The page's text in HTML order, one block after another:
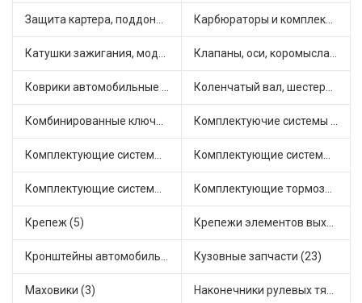
Защита картера, поддона, КПП (1) Карбюраторы и комплектующие (7)
Катушки зажигания, модули зажигания (14) Клапаны, оси, коромысла (6)
Коврики автомобильные (4) Коленчатый вал, шестерни коленчатого вала (2)
Комбинированные ключи (1) Комплектуючие системы стеклоочистителя (7)
Комплектующие системы выпуска отработавших газов (13) Комплектующие системы отопления (18)
Комплектующие системы питания (12) Комплектующие тормозной системы (6)
Крепеж (5) Крепежи элементов выхлопной системы (4)
Кронштейны автомобильные (3) Кузовные запчасти (23)
Маховики (3) Наконечники рулевых тяг (18)